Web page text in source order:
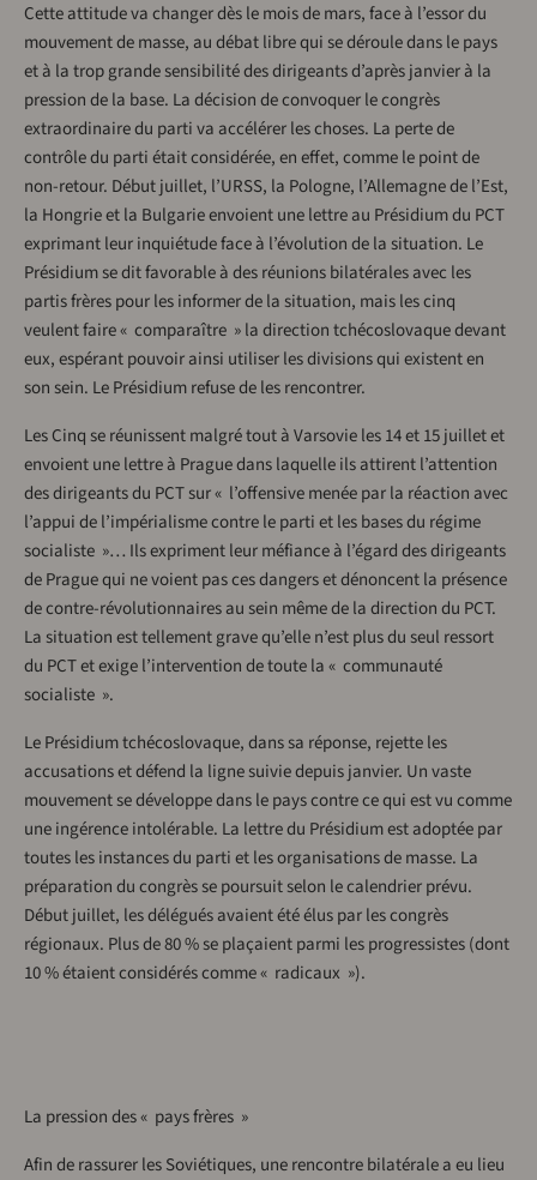
Cette attitude va changer dès le mois de mars, face à l’essor du
mouvement de masse, au débat libre qui se déroule dans le pays
et à la trop grande sensibilité des dirigeants d’après janvier à la
pression de la base. La décision de convoquer le congrès
extraordinaire du parti va accélérer les choses. La perte de
contrôle du parti était considérée, en effet, comme le point de
non-retour. Début juillet, l’URSS, la Pologne, l’Allemagne de l’Est,
la Hongrie et la Bulgarie envoient une lettre au Présidium du PCT
exprimant leur inquiétude face à l’évolution de la situation. Le
Présidium se dit favorable à des réunions bilatérales avec les
partis frères pour les informer de la situation, mais les cinq
veulent faire « comparaître » la direction tchécoslovaque devant
eux, espérant pouvoir ainsi utiliser les divisions qui existent en
son sein. Le Présidium refuse de les rencontrer.
Les Cinq se réunissent malgré tout à Varsovie les 14 et 15 juillet et
envoient une lettre à Prague dans laquelle ils attirent l’attention
des dirigeants du PCT sur « l’offensive menée par la réaction avec
l’appui de l’impérialisme contre le parti et les bases du régime
socialiste »… Ils expriment leur méfiance à l’égard des dirigeants
de Prague qui ne voient pas ces dangers et dénoncent la présence
de contre-révolutionnaires au sein même de la direction du PCT.
La situation est tellement grave qu’elle n’est plus du seul ressort
du PCT et exige l’intervention de toute la « communauté
socialiste ».
Le Présidium tchécoslovaque, dans sa réponse, rejette les
accusations et défend la ligne suivie depuis janvier. Un vaste
mouvement se développe dans le pays contre ce qui est vu comme
une ingérence intolérable. La lettre du Présidium est adoptée par
toutes les instances du parti et les organisations de masse. La
préparation du congrès se poursuit selon le calendrier prévu.
Début juillet, les délégués avaient été élus par les congrès
régionaux. Plus de 80 % se plaçaient parmi les progressistes (dont
10 % étaient considérés comme « radicaux »).
La pression des « pays frères »
Afin de rassurer les Soviétiques, une rencontre bilatérale a eu lieu